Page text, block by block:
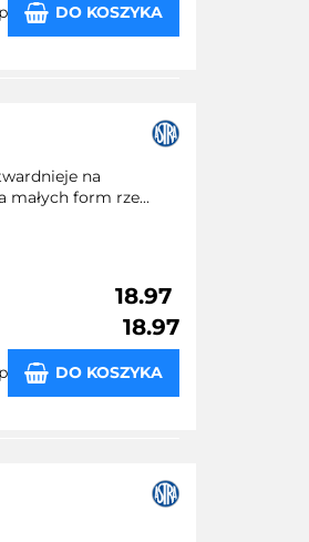
DO KOSZYKA
na
małych form rze...
18.97
18.97
DO KOSZYKA